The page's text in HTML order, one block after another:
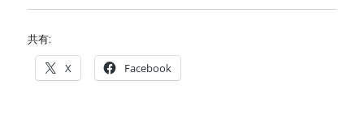
共有:
X Facebook